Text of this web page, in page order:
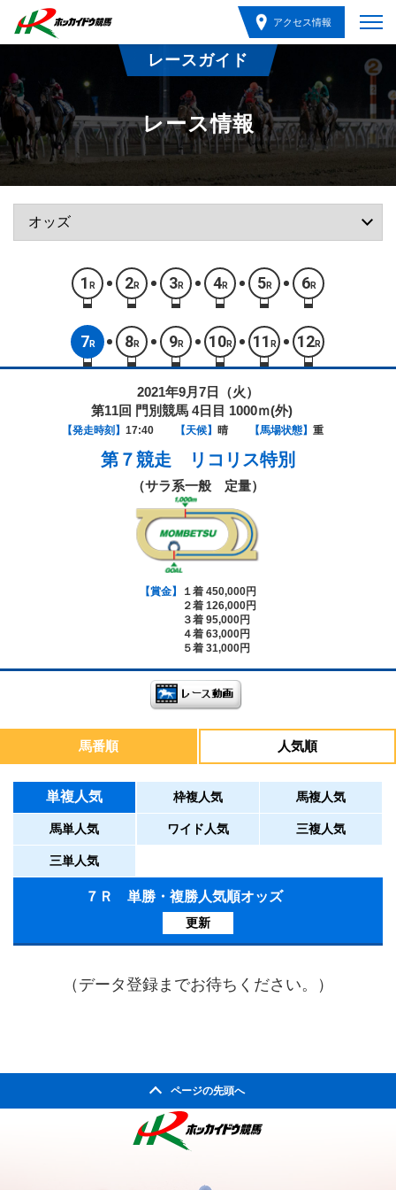
アクセス情報
レースガイド
レース情報
1 R 2R 3R 4R 5R 6R
7 R 8R 9R 10R 11 R 12R
2021年9月7日（火）
第11回 門別競馬 4日目 1000ｍ(外)
【発走時刻】 17:40 【天候】 晴 【馬場状態】 重
第７競走 リコリス特別
（サラ系一般 定量）
【賞金】
１着 450,000円
２着 126,000円
３着 95,000円
４着 63,000円
５着 31,000円
馬番順 人気順
単複人気 枠複人気 馬複人気
馬単人気 ワイド人気 三複人気
三単人気
７Ｒ 単勝・複勝人気順オッズ
更新
（データ登録までお待ちください。）
ページの先頭へ